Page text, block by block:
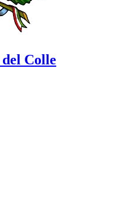
Colle